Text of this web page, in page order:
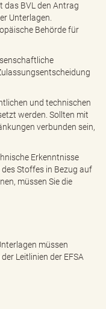
das BVL den Antrag
Unterlagen.
Behörde für
und technischen
werden. Sollten mit
verbunden sein,
Erkenntnisse
Stoffes in Bezug auf
müssen Sie die
müssen
Leitlinien der EFSA